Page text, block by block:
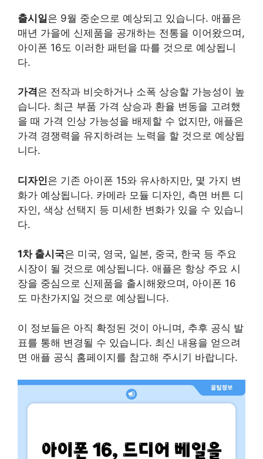
출시일은 9월 중순으로 예상되고 있습니다. 애플은
매년 가을에 신제품을 공개하는 전통을 이어왔으며,
아이폰 16도 이러한 패턴을 따를 것으로 예상됩니
다.
가격은 전작과 비슷하거나 소폭 상승할 가능성이 높
습니다. 최근 부품 가격 상승과 환율 변동을 고려했
을 때 가격 인상 가능성을 배제할 수 없지만, 애플은
가격 경쟁력을 유지하려는 노력을 할 것으로 예상됩
니다.
디자인은 기존 아이폰 15와 유사하지만, 몇 가지 변
화가 예상됩니다. 카메라 모듈 디자인, 측면 버튼 디
자인, 색상 선택지 등 미세한 변화가 있을 수 있습니
다.
1차 출시국은 미국, 영국, 일본, 중국, 한국 등 주요
시장이 될 것으로 예상됩니다. 애플은 항상 주요 시
장을 중심으로 신제품을 출시해왔으며, 아이폰 16
도 마찬가지일 것으로 예상됩니다.
이 정보들은 아직 확정된 것이 아니며, 추후 공식 발
표를 통해 변경될 수 있습니다. 최신 내용을 얻으려
면 애플 공식 홈페이지를 참고해 주시기 바랍니다.